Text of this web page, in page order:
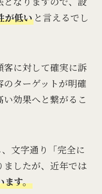
が低いと言えるでし
に対して確実に訴
ターゲットが明確
効果へと繋がるこ
文字通り「完全に
したが、近年では
ます。